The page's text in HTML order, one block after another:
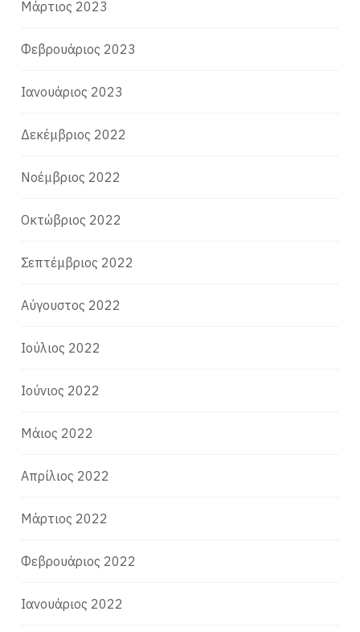
Μάρτιος 2023
Φεβρουάριος 2023
Ιανουάριος 2023
Δεκέμβριος 2022
Νοέμβριος 2022
Οκτώβριος 2022
Σεπτέμβριος 2022
Αύγουστος 2022
Ιούλιος 2022
Ιούνιος 2022
Μάιος 2022
Απρίλιος 2022
Μάρτιος 2022
Φεβρουάριος 2022
Ιανουάριος 2022